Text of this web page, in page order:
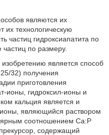
являются их
их технологическую
частиц гидроксиапатита по
по размеру.
является способ
32) получения
приготовления
ионы, гидроксил-ионы и
кальция является и
являющийся раствором
соотношением Са:Р
содержащий